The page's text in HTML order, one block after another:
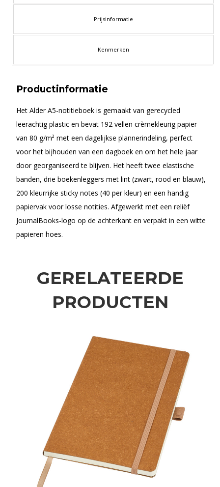
Prijsinformatie
Kenmerken
Productinformatie
Het Alder A5-notitieboek is gemaakt van gerecycled
leerachtig plastic en bevat 192 vellen crèmekleurig papier
van 80 g/m² met een dagelijkse plannerindeling, perfect
voor het bijhouden van een dagboek en om het hele jaar
door georganiseerd te blijven. Het heeft twee elastische
banden, drie boekenleggers met lint (zwart, rood en blauw),
200 kleurrijke sticky notes (40 per kleur) en een handig
papiervak voor losse notities. Afgewerkt met een reliëf
JournalBooks-logo op de achterkant en verpakt in een witte
papieren hoes.
GERELATEERDE
PRODUCTEN